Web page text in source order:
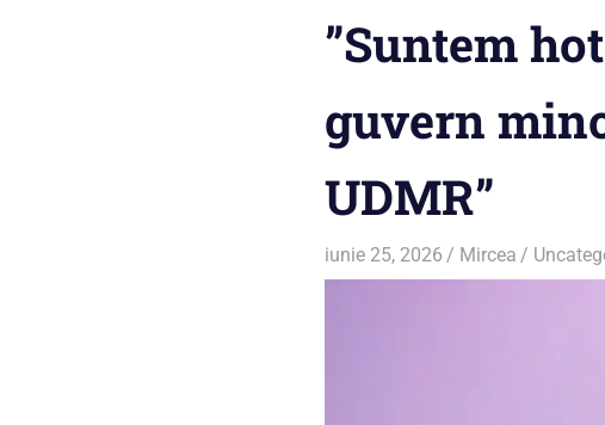
”Suntem
guvern
UDMR”
iunie 25, 2026 Mircea